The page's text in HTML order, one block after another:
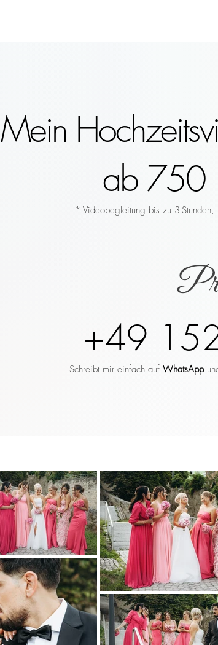
Mein
ab 750
* Videobegleitung bis zu 3 Stunden,
+49
Schreibt mir einfach auf WhatsApp